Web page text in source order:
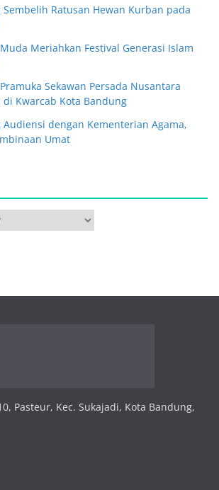
Sembelih Ratusan Hewan Kurban pada
Meriahkan Festival Generasi Islam
Sekawan Persada Nusantara
di Kwarcab Kota Bandung
Audiensi dengan Kementerian Agama,
Umat
Pasteur, Kec. Sukajadi, Kota Bandung,